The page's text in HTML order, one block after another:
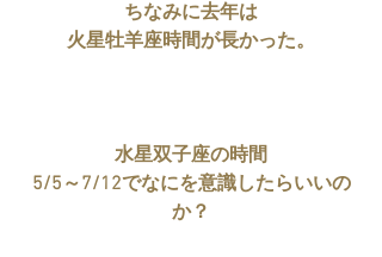
ちなみに去年は
火星牡羊座時間が長かった。
水星双子座の時間
5/5～7/12でなにを意識したらいいの
か？